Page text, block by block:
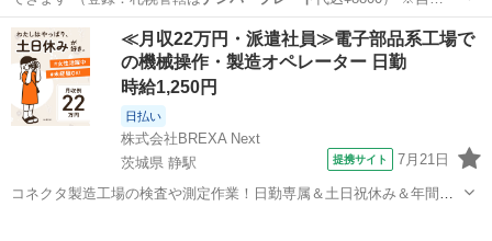
北海道 札幌市 ヤマハ 車体
≪月収22万円・派遣社員≫電子部品系工場で
の機械操作・製造オペレーター 日勤
時給1,250円
日払い
株式会社BREXA Next
茨城県 静駅
提携サイト 7月21日
コネクタ製造工場の検査や測定作業！日勤専属＆土日祝休み＆年間休